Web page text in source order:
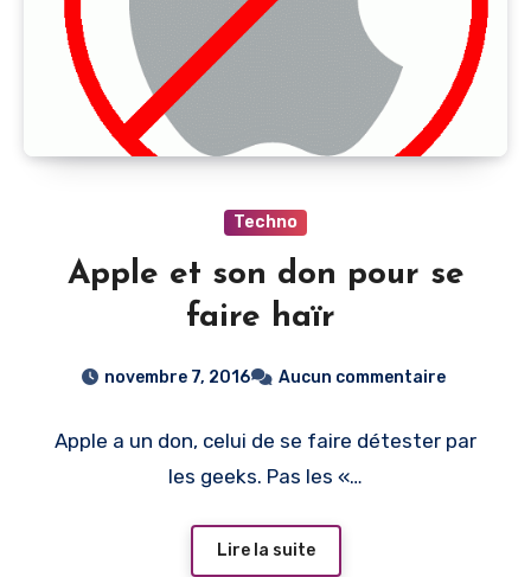
Techno
Apple et son don pour se
faire haïr
novembre 7, 2016 Aucun commentaire
Apple a un don, celui de se faire détester par
les geeks. Pas les «…
Lire la suite